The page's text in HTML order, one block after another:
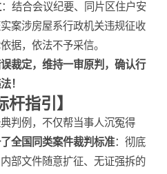
：结合会议纪要、同片区住户安
案涉房屋系行政机关违规征收
据，依法不予采信。
裁定，维持一审原判，确认行
！
杆指引】
判例，不仅帮当事人沉冤得
全国同类案件裁判标准：彻底
部文件随意扩征、无证强拆的